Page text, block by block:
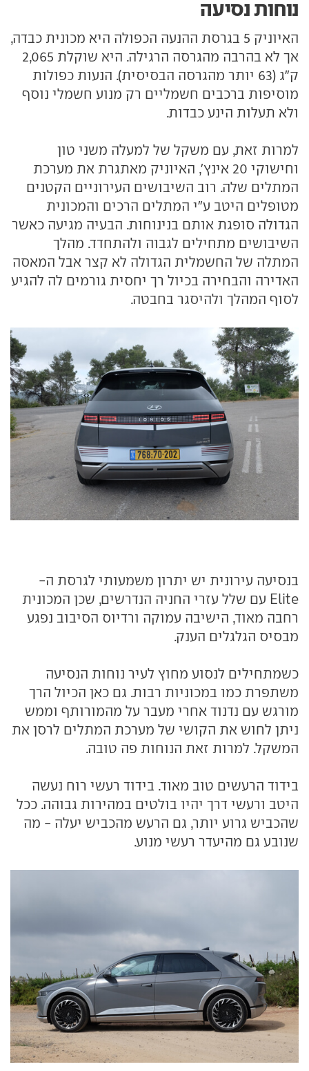
נוחות נסיעה
האיוניק 5 בגרסת ההנעה הכפולה היא מכונית כבדה,
אך לא בהרבה מהגרסה הרגילה. היא שוקלת 2,065
ק"ג (63 יותר מהגרסה הבסיסית). הנעות כפולות
מוסיפות ברכבים חשמליים רק מנוע חשמלי נוסף
ולא תעלות הינע כבדות.
למרות זאת, עם משקל של למעלה משני טון
וחישוקי 20 אינץ', האיוניק מאתגרת את מערכת
המתלים שלה. רוב השיבושים העירוניים הקטנים
מטופלים היטב ע"י המתלים הרכים והמכונית
הגדולה סופגת אותם בנינוחות. הבעיה מגיעה כאשר
השיבושים מתחילים לגבוה ולהתחדד. מהלך
המתלה של החשמלית הגדולה לא קצר אבל המאסה
האדירה והבחירה בכיול רך יחסית גורמים לה להגיע
לסוף המהלך ולהיסגר בחבטה.
בנסיעה עירונית יש יתרון משמעותי לגרסת ה-
Elite עם שלל עזרי החניה הנדרשים, שכן המכונית
רחבה מאוד, הישיבה עמוקה ורדיוס הסיבוב נפגע
מבסיס הגלגלים הענק.
כשמתחילים לנסוע מחוץ לעיר נוחות הנסיעה
משתפרת כמו במכוניות רבות. גם כאן הכיול הרך
מורגש עם נדנוד אחרי מעבר על מהמורותף וממש
ניתן לחוש את הקושי של מערכת המתלים לרסן את
המשקל. למרות זאת הנוחות פה טובה.
בידוד הרעשים טוב מאוד. בידוד רעשי רוח נעשה
היטב ורעשי דרך יהיו בולטים במהירות גבוהה. ככל
שהכביש גרוע יותר, גם הרעש מהכביש יעלה - מה
שנובע גם מהיעדר רעשי מנוע.